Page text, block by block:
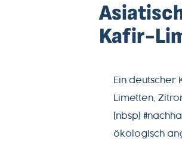
Kafir-
Ein deutscher
Limetten,
[nbsp]
ökologisch